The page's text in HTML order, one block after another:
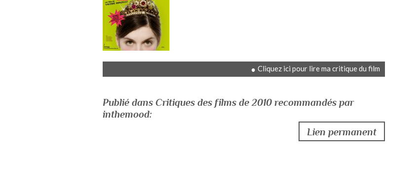
Cliquez ici pour lire ma critique du film
Publié dans Critiques des films de 2010 recommandés par
inthemood:
Lien permanent